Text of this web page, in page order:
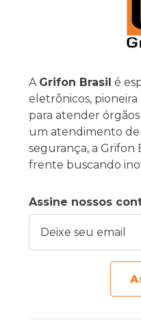
A Grifon Brasil é
eletrônicos,
para atender
um atendimento de
segurança, a Grifon
frente buscando
Assine nossos